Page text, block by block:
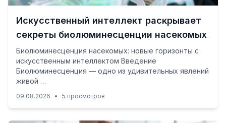
Искусственный интеллект раскрывает
секреты биолюминесценции насекомых
Биолюминесценция насекомых: новые горизонты с
искусственным интеллектом Введение
Биолюминесценция — одно из удивительных явлений
живой …
09.08.2026 • 5 просмотров